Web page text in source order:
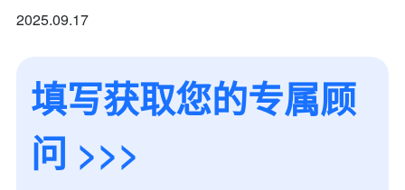
2025.09.17
填写获取您的专属顾
问 >>>